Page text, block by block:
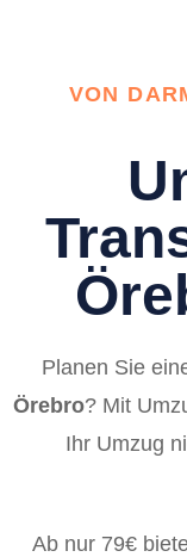
VON
Planen Sie
Örebro? Mit
Ihr Umzug
Ab nur 79€